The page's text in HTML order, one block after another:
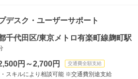
デスク・ユーザーサポート
千代田区/東京メトロ有楽町線麹町駅
円～2,700円 交通費全額支給
スキルにより相談可能 ※交通費別途支給